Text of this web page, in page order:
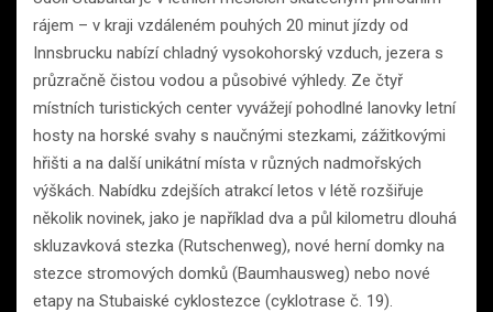
rájem – v kraji vzdáleném pouhých 20 minut jízdy od
Innsbrucku nabízí chladný vysokohorský vzduch, jezera s
průzračně čistou vodou a působivé výhledy. Ze čtyř
místních turistických center vyvážejí pohodlné lanovky letní
hosty na horské svahy s naučnými stezkami, zážitkovými
hřišti a na další unikátní místa v různých nadmořských
výškách. Nabídku zdejších atrakcí letos v létě rozšiřuje
několik novinek, jako je například dva a půl kilometru dlouhá
skluzavková stezka (Rutschenweg), nové herní domky na
stezce stromových domků (Baumhausweg) nebo nové
etapy na Stubaiské cyklostezce (cyklotrase č. 19).